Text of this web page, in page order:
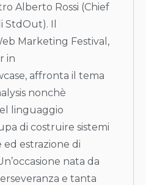
Alberto Rossi (Chief
StdOut). Il
Marketing Festival,
in
affronta il tema
nonchè
linguaggio
di costruire sistemi
ed estrazione di
nata da
e tanta